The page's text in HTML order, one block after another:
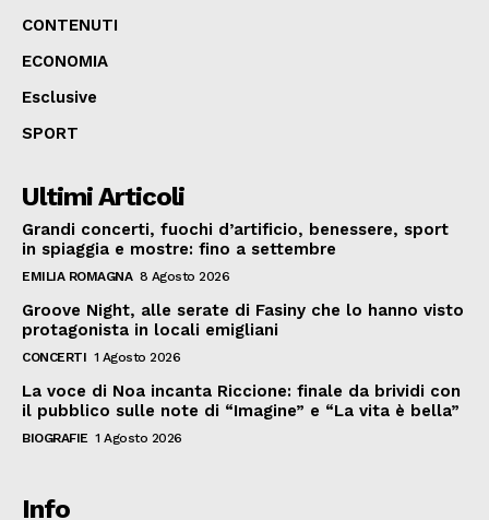
CONTENUTI
ECONOMIA
Esclusive
SPORT
Ultimi Articoli
Grandi concerti, fuochi d’artificio, benessere, sport
in spiaggia e mostre: fino a settembre
EMILIA ROMAGNA 8 Agosto 2026
Groove Night, alle serate di Fasiny che lo hanno visto
protagonista in locali emigliani
CONCERTI 1 Agosto 2026
La voce di Noa incanta Riccione: finale da brividi con
il pubblico sulle note di “Imagine” e “La vita è bella”
BIOGRAFIE 1 Agosto 2026
Info